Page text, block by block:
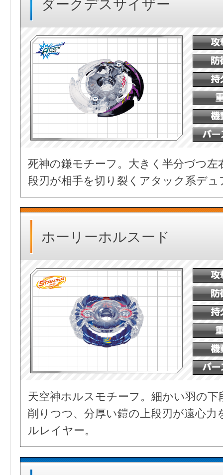
ダークデスサイザー
死神の鎌モチーフ。大きく半分づつ
段刃が相手を切り裂くアタック系デ
ホーリーホルスード
天空神ホルスモチーフ。細かい羽の
削りつつ、分厚い鎧の上段刃が遠心
ルレイヤー。